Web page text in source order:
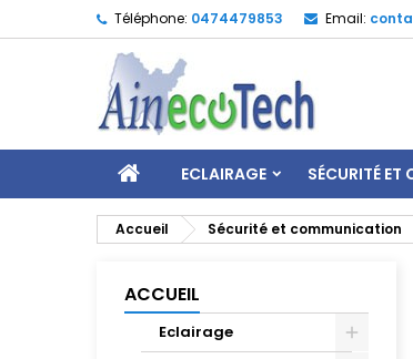
Téléphone: 0474479853 Email:
ECLAIRAGE SÉCURITÉ
Accueil Sécurité et communication
ACCUEIL
Eclairage